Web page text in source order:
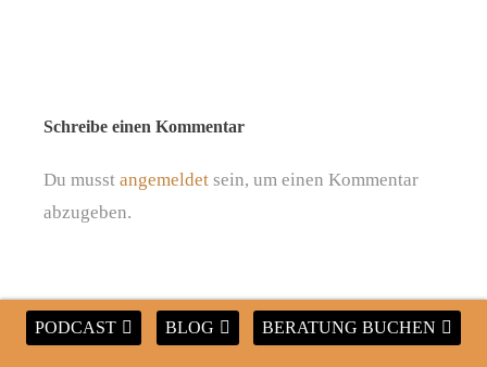
Schreibe einen Kommentar
Du musst angemeldet sein, um einen Kommentar
abzugeben.
PODCAST BLOG BERATUNG BUCHEN